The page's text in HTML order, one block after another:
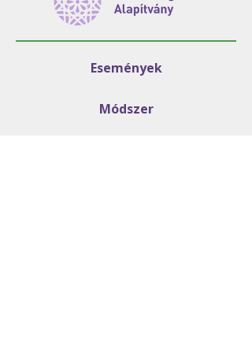
Események
Módszer